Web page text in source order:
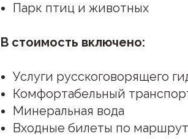
Парк птиц и животных
В стоимость включено:
Услуги русскоговорящего
Комфортабельный
Минеральная вода
Входные билеты по